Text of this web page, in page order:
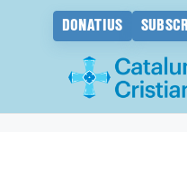
DONATIUS